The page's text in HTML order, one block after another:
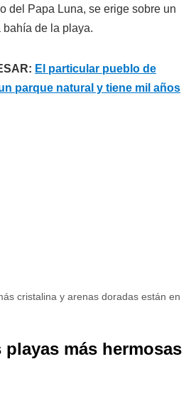
del Papa Luna, se erige sobre un
bahía de la playa.
El particular pueblo de
parque natural y tiene mil años
cristalina y arenas doradas están en
más hermosas